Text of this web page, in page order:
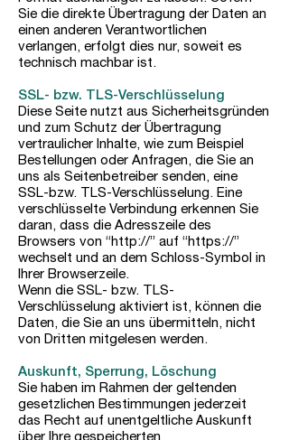
Sie die direkte Übertragung der Daten an
einen anderen Verantwortlichen
verlangen, erfolgt dies nur, soweit es
technisch machbar ist.
SSL- bzw. TLS-Verschlüsselung
Diese Seite nutzt aus Sicherheitsgründen
und zum Schutz der Übertragung
vertraulicher Inhalte, wie zum Beispiel
Bestellungen oder Anfragen, die Sie an
uns als Seitenbetreiber senden, eine
SSL-bzw. TLS-Verschlüsselung. Eine
verschlüsselte Verbindung erkennen Sie
daran, dass die Adresszeile des
Browsers von “http://” auf “https://”
wechselt und an dem Schloss-Symbol in
Ihrer Browserzeile.
Wenn die SSL- bzw. TLS-
Verschlüsselung aktiviert ist, können die
Daten, die Sie an uns übermitteln, nicht
von Dritten mitgelesen werden.
Auskunft, Sperrung, Löschung
Sie haben im Rahmen der geltenden
gesetzlichen Bestimmungen jederzeit
das Recht auf unentgeltliche Auskunft